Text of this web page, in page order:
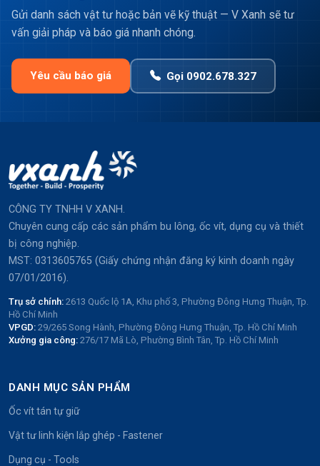
Gửi danh sách vật tư hoặc bản vẽ kỹ thuật — V Xanh sẽ tư
vấn giải pháp và báo giá nhanh chóng.
Yêu cầu báo giá Gọi 0902.678.327
CÔNG TY TNHH V XANH.
Chuyên cung cấp các sản phẩm bu lông, ốc vít, dụng cụ và thiết
bị công nghiệp.
MST: 0313605765 (Giấy chứng nhận đăng ký kinh doanh ngày
07/01/2016).
Trụ sở chính: 2613 Quốc lộ 1A, Khu phố 3, Phường Đông Hưng Thuận, Tp.
Hồ Chí Minh
VPGD: 29/265 Song Hành, Phường Đông Hưng Thuận, Tp. Hồ Chí Minh
Xưởng gia công: 276/17 Mã Lò, Phường Bình Tân, Tp. Hồ Chí Minh
DANH MỤC SẢN PHẨM
Ốc vít tán tự giữ
Vật tư linh kiện lắp ghép - Fastener
Dụng cụ - Tools